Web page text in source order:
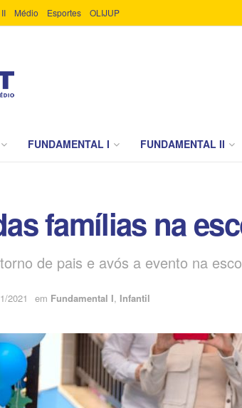
Médio Esportes OLIJUP
FUNDAMENTAL I FUNDAMENTAL II
famílias na
de pais e avós a evento na
2021 em Fundamental I, Infantil